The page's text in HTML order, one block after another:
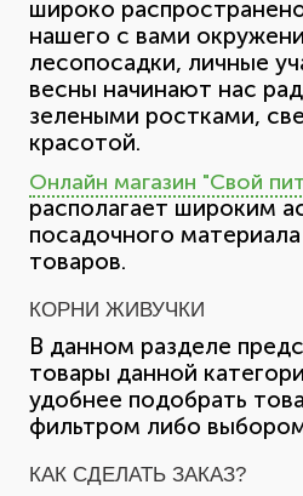
широко
нашего с вами
лесопосадки, личные
весны начинают нас
зелеными ростками,
красотой.
Онлайн магазин "Свой
располагает широким
посадочного
товаров.
КОРНИ ЖИВУЧКИ
В данном разделе
товары данной
удобнее подобрать
фильтром либо
КАК СДЕЛАТЬ ЗАКАЗ?